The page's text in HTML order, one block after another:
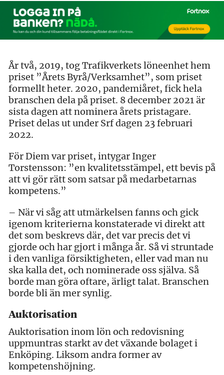
År två, 2019, tog Trafikverkets löneenhet hem
priset ”Årets Byrå/Verksamhet”, som priset
formellt heter. 2020, pandemiåret, fick hela
branschen dela på priset. 8 december 2021 är
sista dagen att nominera årets pristagare.
Priset delas ut under Srf dagen 23 februari
2022.
För Diem var priset, intygar Inger
Torstensson: ”en kvalitetsstämpel, ett bevis på
att vi gör rätt som satsar på medarbetarnas
kompetens.”
– När vi såg att utmärkelsen fanns och gick
igenom kriterierna konstaterade vi direkt att
det som beskrevs där, det var precis det vi
gjorde och har gjort i många år. Så vi struntade
i den vanliga försiktigheten, eller vad man nu
ska kalla det, och nominerade oss själva. Så
borde man göra oftare, ärligt talat. Branschen
borde bli än mer synlig.
Auktorisation
Auktorisation inom lön och redovisning
uppmuntras starkt av det växande bolaget i
Enköping. Liksom andra former av
kompetenshöjning.